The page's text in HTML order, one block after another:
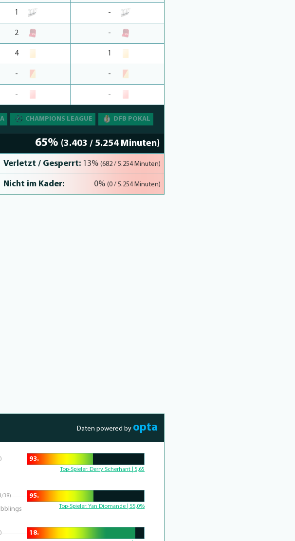
1 -
2 -
4 1
- -
- -
CHAMPIONS LEAGUE DFB POKAL
65% (3.403 / 5.254 Minuten)
Verletzt / Gesperrt: 13% (682 / 5.254 Minuten)
Nicht im Kader: 0% (0 / 5.254 Minuten)
Daten powered by opta
56.190476190476% Complete
93.
Top-Spieler: Derry Scherhant | 5,65
38)
56.481481481481% Complete
95.
Top-Spieler:Yan Diomande | 55,0%
92.640692640693% Complete
18.